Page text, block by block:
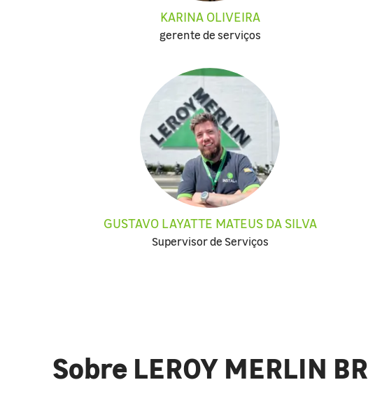
KARINA OLIVEIRA
gerente de serviços
GUSTAVO LAYATTE MATEUS DA SILVA
Supervisor de Serviços
Sobre LEROY MERLIN BR